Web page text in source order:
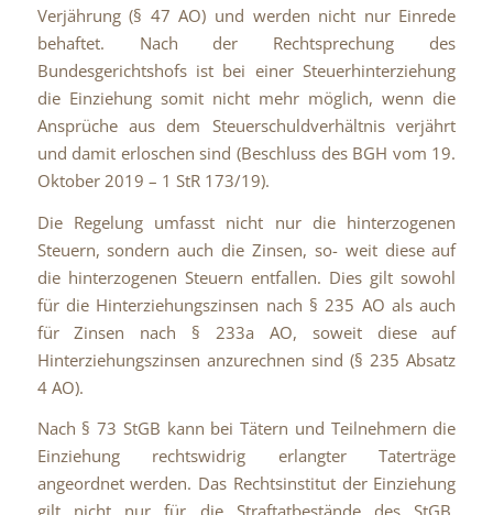
Verjährung (§ 47 AO) und werden nicht nur Einrede
behaftet. Nach der Rechtsprechung des
Bundesgerichtshofs ist bei einer Steuerhinterziehung
die Einziehung somit nicht mehr möglich, wenn die
Ansprüche aus dem Steuerschuldverhältnis verjährt
und damit erloschen sind (Beschluss des BGH vom 19.
Oktober 2019 – 1 StR 173/19).
Die Regelung umfasst nicht nur die hinterzogenen
Steuern, sondern auch die Zinsen, so- weit diese auf
die hinterzogenen Steuern entfallen. Dies gilt sowohl
für die Hinterziehungszinsen nach § 235 AO als auch
für Zinsen nach § 233a AO, soweit diese auf
Hinterziehungszinsen anzurechnen sind (§ 235 Absatz
4 AO).
Nach § 73 StGB kann bei Tätern und Teilnehmern die
Einziehung rechtswidrig erlangter Taterträge
angeordnet werden. Das Rechtsinstitut der Einziehung